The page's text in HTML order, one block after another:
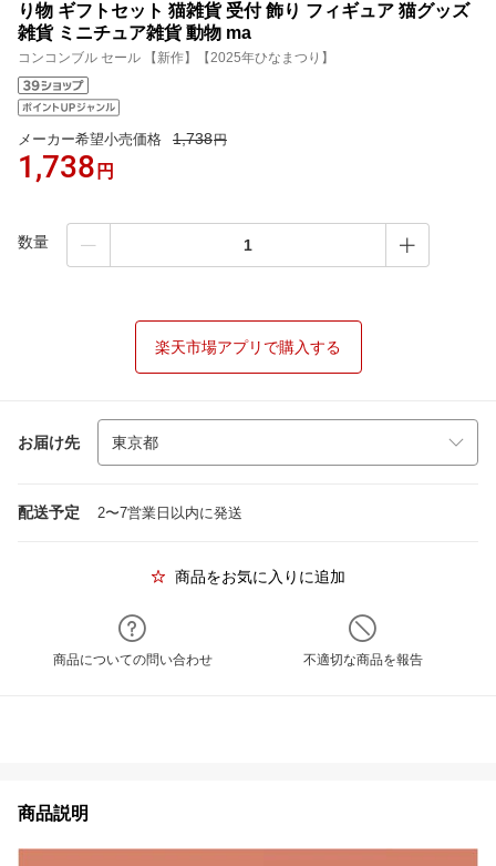
り物 ギフトセット 猫雑貨 受付 飾り フィギュア 猫グッズ
雑貨 ミニチュア雑貨 動物 ma
コンコンブル セール 【新作】【2025年ひなまつり】
メーカー希望小売価格 1,738円
1,738 円
数量
楽天市場アプリで購入する
お届け先
配送予定 2〜7営業日以内に発送
商品をお気に入りに追加
商品についての問い合わせ 不適切な商品を報告
商品説明